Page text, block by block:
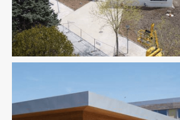
Équipement Public Ingenierie